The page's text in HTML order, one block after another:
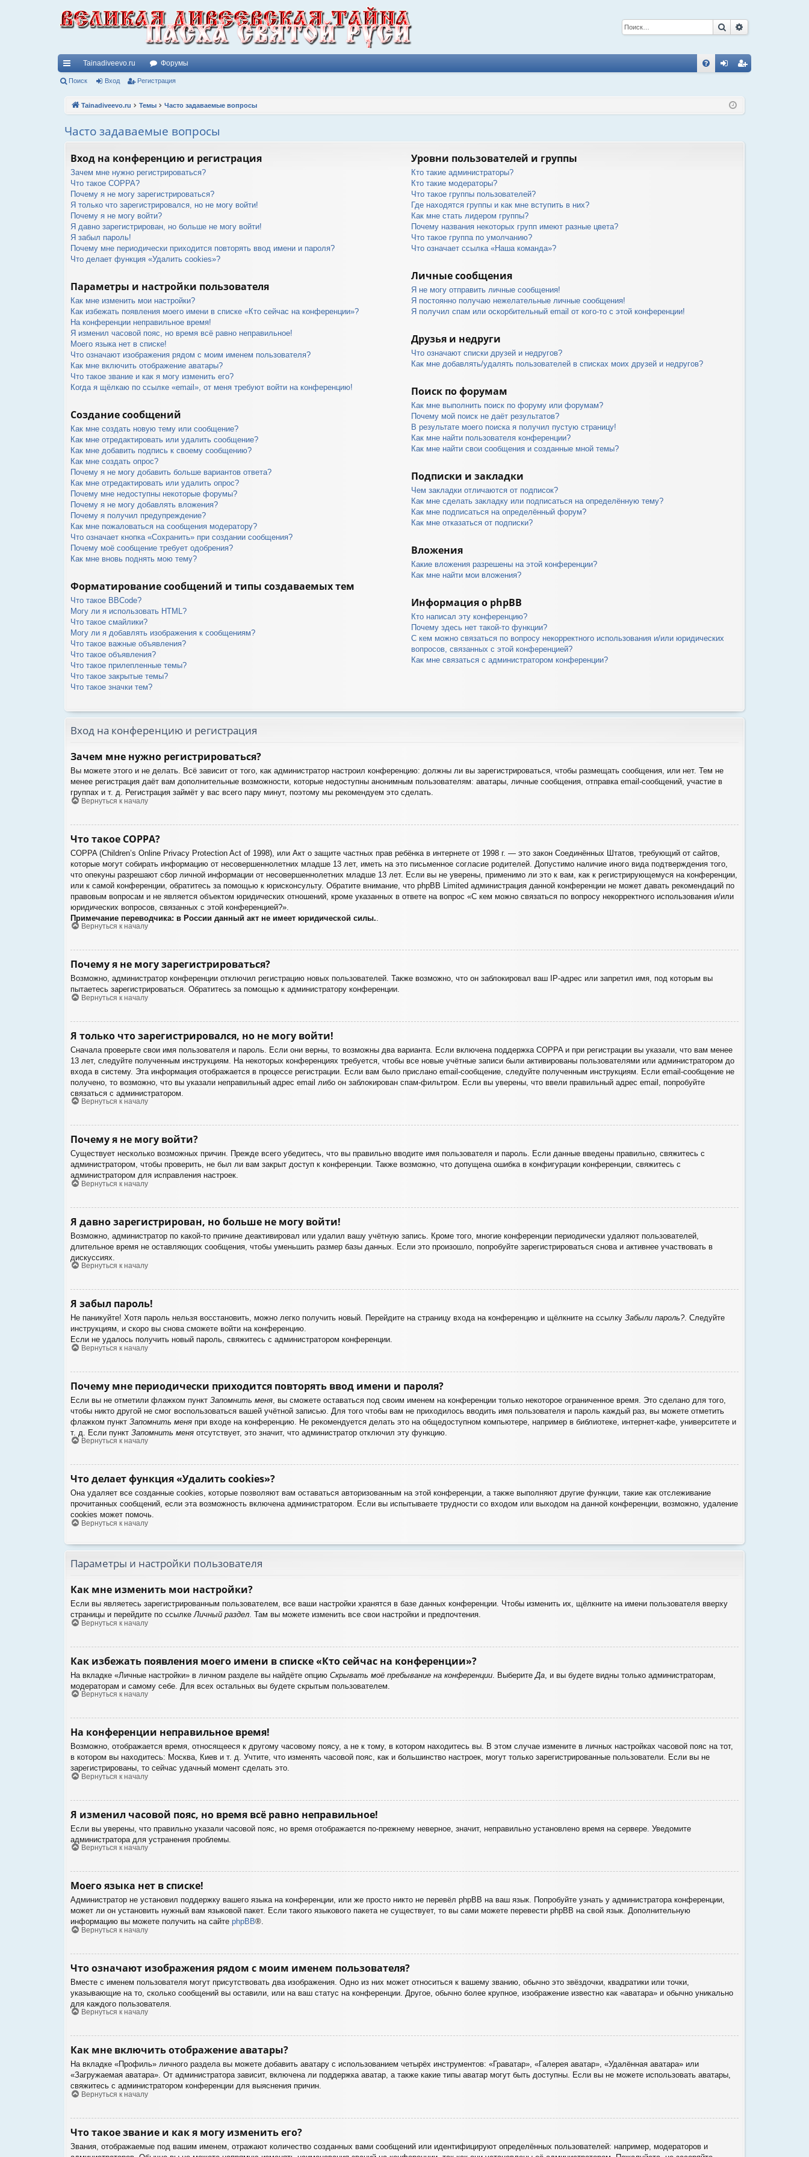
Поиск
с
Tainadiveevo.ru Форумы
ис
Поиск Вход Регистрация
Tainadiveevo.ru Темы Часто задаваемые вопросы
Часто задаваемые вопросы
Вход на конференцию и регистрация
Зачем мне нужно регистрироваться?
Что такое COPPA?
Почему я не могу зарегистрироваться?
Я только что зарегистрировался, но не могу войти!
Почему я не могу войти?
Я давно зарегистрирован, но больше не могу войти!
Я забыл пароль!
Почему мне периодически приходится повторять ввод имени и пароля?
Что делает функция «Удалить cookies»?
Параметры и настройки пользователя
Как мне изменить мои настройки?
Как избежать появления моего имени в списке «Кто сейчас на конференции»?
На конференции неправильное время!
Я изменил часовой пояс, но время всё равно неправильное!
Моего языка нет в списке!
Что означают изображения рядом с моим именем пользователя?
Как мне включить отображение аватары?
Что такое звание и как я могу изменить его?
Когда я щёлкаю по ссылке «email», от меня требуют войти на конференцию!
Создание сообщений
Как мне создать новую тему или сообщение?
Как мне отредактировать или удалить сообщение?
Как мне добавить подпись к своему сообщению?
Как мне создать опрос?
Почему я не могу добавить больше вариантов ответа?
Как мне отредактировать или удалить опрос?
Почему мне недоступны некоторые форумы?
Почему я не могу добавлять вложения?
Почему я получил предупреждение?
Как мне пожаловаться на сообщения модератору?
Что означает кнопка «Сохранить» при создании сообщения?
Почему моё сообщение требует одобрения?
Как мне вновь поднять мою тему?
Форматирование сообщений и типы создаваемых тем
Что такое BBCode?
Могу ли я использовать HTML?
Что такое смайлики?
Могу ли я добавлять изображения к сообщениям?
Что такое важные объявления?
Что такое объявления?
Что такое прилепленные темы?
Что такое закрытые темы?
Что такое значки тем?
Уровни пользователей и группы
Кто такие администраторы?
Кто такие модераторы?
Что такое группы пользователей?
Где находятся группы и как мне вступить в них?
Как мне стать лидером группы?
Почему названия некоторых групп имеют разные цвета?
Что такое группа по умолчанию?
Что означает ссылка «Наша команда»?
Личные сообщения
Я не могу отправить личные сообщения!
Я постоянно получаю нежелательные личные сообщения!
Я получил спам или оскорбительный email от кого-то с этой конференции!
Друзья и недруги
Что означают списки друзей и недругов?
Как мне добавлять/удалять пользователей в списках моих друзей и недругов?
Поиск по форумам
Как мне выполнить поиск по форуму или форумам?
Почему мой поиск не даёт результатов?
В результате моего поиска я получил пустую страницу!
Как мне найти пользователя конференции?
Как мне найти свои сообщения и созданные мной темы?
Подписки и закладки
Чем закладки отличаются от подписок?
Как мне сделать закладку или подписаться на определённую тему?
Как мне подписаться на определённый форум?
Как мне отказаться от подписки?
Вложения
Какие вложения разрешены на этой конференции?
Как мне найти мои вложения?
Информация о phpBB
Кто написал эту конференцию?
Почему здесь нет такой-то функции?
С кем можно связаться по вопросу некорректного использования и/или юридических
вопросов, связанных с этой конференцией?
Как мне связаться с администратором конференции?
Вход на конференцию и регистрация
Зачем мне нужно регистрироваться?
Вы можете этого и не делать. Всё зависит от того, как администратор настроил конференцию: должны ли вы зарегистрироваться, чтобы размещать сообщения, или нет. Тем не
менее регистрация даёт вам дополнительные возможности, которые недоступны анонимным пользователям: аватары, личные сообщения, отправка email-сообщений, участие в
группах и т. д. Регистрация займёт у вас всего пару минут, поэтому мы рекомендуем это сделать.
Вернуться к началу
Что такое COPPA?
COPPA (Children’s Online Privacy Protection Act of 1998), или Акт о защите частных прав ребёнка в интернете от 1998 г. — это закон Соединённых Штатов, требующий от сайтов,
которые могут собирать информацию от несовершеннолетних младше 13 лет, иметь на это письменное согласие родителей. Допустимо наличие иного вида подтверждения того,
что опекуны разрешают сбор личной информации от несовершеннолетних младше 13 лет. Если вы не уверены, применимо ли это к вам, как к регистрирующемуся на конференции,
или к самой конференции, обратитесь за помощью к юрисконсульту. Обратите внимание, что phpBB Limited администрация данной конференции не может давать рекомендаций по
правовым вопросам и не является объектом юридических отношений, кроме указанных в ответе на вопрос «С кем можно связаться по вопросу некорректного использования и/или
юридических вопросов, связанных с этой конференцией?».
Примечание переводчика: в России данный акт не имеет юридической силы.
Вернуться к началу
Почему я не могу зарегистрироваться?
Возможно, администратор конференции отключил регистрацию новых пользователей. Также возможно, что он заблокировал ваш IP-адрес или запретил имя, под которым вы
пытаетесь зарегистрироваться. Обратитесь за помощью к администратору конференции.
Вернуться к началу
Я только что зарегистрировался, но не могу войти!
Сначала проверьте свои имя пользователя и пароль. Если они верны, то возможны два варианта. Если включена поддержка COPPA и при регистрации вы указали, что вам менее
13 лет, следуйте полученным инструкциям. На некоторых конференциях требуется, чтобы все новые учётные записи были активированы пользователями или администратором до
входа в систему. Эта информация отображается в процессе регистрации. Если вам было прислано email-сообщение, следуйте полученным инструкциям. Если email-сообщение не
получено, то возможно, что вы указали неправильный адрес email либо он заблокирован спам-фильтром. Если вы уверены, что ввели правильный адрес email, попробуйте
связаться с администратором.
Вернуться к началу
Почему я не могу войти?
Существует несколько возможных причин. Прежде всего убедитесь, что вы правильно вводите имя пользователя и пароль. Если данные введены правильно, свяжитесь с
администратором, чтобы проверить, не был ли вам закрыт доступ к конференции. Также возможно, что допущена ошибка в конфигурации конференции, свяжитесь с
администратором для исправления настроек.
Вернуться к началу
Я давно зарегистрирован, но больше не могу войти!
Возможно, администратор по какой-то причине деактивировал или удалил вашу учётную запись. Кроме того, многие конференции периодически удаляют пользователей,
длительное время не оставляющих сообщения, чтобы уменьшить размер базы данных. Если это произошло, попробуйте зарегистрироваться снова и активнее участвовать в
дискуссиях.
Вернуться к началу
Я забыл пароль!
Не паникуйте! Хотя пароль нельзя восстановить, можно легко получить новый. Перейдите на страницу входа на конференцию и щёлкните на ссылку Забыли пароль?. Следуйте
инструкциям, и скоро вы снова сможете войти на конференцию.
Если не удалось получить новый пароль, свяжитесь с администратором конференции.
Вернуться к началу
Почему мне периодически приходится повторять ввод имени и пароля?
Если вы не отметили флажком пункт Запомнить меня , вы сможете оставаться под своим именем на конференции только некоторое ограниченное время. Это сделано для того,
чтобы никто другой не смог воспользоваться вашей учётной записью. Для того чтобы вам не приходилось вводить имя пользователя и пароль каждый раз, вы можете отметить
флажком пункт Запомнить меня при входе на конференцию. Не рекомендуется делать это на общедоступном компьютере, например в библиотеке, интернет-кафе, университете и
т. д. Если пункт Запомнить меня отсутствует, это значит, что администратор отключил эту функцию.
Вернуться к началу
Что делает функция «Удалить cookies»?
Она удаляет все созданные cookies, которые позволяют вам оставаться авторизованным на этой конференции, а также выполняют другие функции, такие как отслеживание
прочитанных сообщений, если эта возможность включена администратором. Если вы испытываете трудности со входом или выходом на данной конференции, возможно, удаление
cookies может помочь.
Вернуться к началу
Параметры и настройки пользователя
Как мне изменить мои настройки?
Если вы являетесь зарегистрированным пользователем, все ваши настройки хранятся в базе данных конференции. Чтобы изменить их, щёлкните на имени пользователя вверху
страницы и перейдите по ссылкеЛичный раздел. Там вы можете изменить все свои настройки и предпочтения.
Вернуться к началу
Как избежать появления моего имени в списке «Кто сейчас на конференции»?
На вкладке «Личные настройки» в личном разделе вы найдёте опцию Скрывать моё пребывание на конференции . Выберите Да , и вы будете видны только администраторам,
модераторам и самому себе. Для всех остальных вы будете скрытым пользователем.
Вернуться к началу
На конференции неправильное время!
Возможно, отображается время, относящееся к другому часовому поясу, а не к тому, в котором находитесь вы. В этом случае измените в личных настройках часовой пояс на тот,
в котором вы находитесь: Москва, Киев и т. д. Учтите, что изменять часовой пояс, как и большинство настроек, могут только зарегистрированные пользователи. Если вы не
зарегистрированы, то сейчас удачный момент сделать это.
Вернуться к началу
Я изменил часовой пояс, но время всё равно неправильное!
Если вы уверены, что правильно указали часовой пояс, но время отображается по-прежнему неверное, значит, неправильно установлено время на сервере. Уведомите
администратора для устранения проблемы.
Вернуться к началу
Моего языка нет в списке!
Администратор не установил поддержку вашего языка на конференции, или же просто никто не перевёл phpBB на ваш язык. Попробуйте узнать у администратора конференции,
может ли он установить нужный вам языковой пакет. Если такого языкового пакета не существует, то вы сами можете перевести phpBB на свой язык. Дополнительную
информацию вы можете получить на сайте phpBB®.
Вернуться к началу
Что означают изображения рядом с моим именем пользователя?
Вместе с именем пользователя могут присутствовать два изображения. Одно из них может относиться к вашему званию, обычно это звёздочки, квадратики или точки,
указывающие на то, сколько сообщений вы оставили, или на ваш статус на конференции. Другое, обычно более крупное, изображение известно как «аватара» и обычно уникально
для каждого пользователя.
Вернуться к началу
Как мне включить отображение аватары?
На вкладке «Профиль» личного раздела вы можете добавить аватару с использованием четырёх инструментов: «Граватар», «Галерея аватар», «Удалённая аватара» или
«Загружаемая аватара». От администратора зависит, включена ли поддержка аватар, а также какие типы аватар могут быть доступны. Если вы не можете использовать аватары,
свяжитесь с администратором конференции для выяснения причин.
Вернуться к началу
Что такое звание и как я могу изменить его?
Звания, отображаемые под вашим именем, отражают количество созданных вами сообщений или идентифицируют определённых пользователей: например, модераторов и